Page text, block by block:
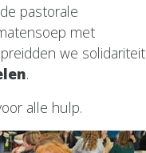
pastorale
met
we solidariteit
.
alle hulp.